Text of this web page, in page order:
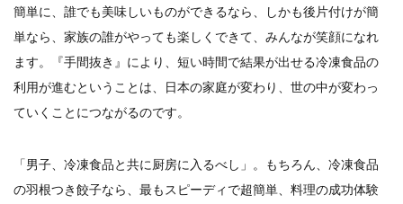
簡単に、誰でも美味しいものができるなら、しかも後片付けが簡
単なら、家族の誰がやっても楽しくできて、みんなが笑顔になれ
ます。『手間抜き』により、短い時間で結果が出せる冷凍食品の
利用が進むということは、日本の家庭が変わり、世の中が変わっ
ていくことにつながるのです。
「男子、冷凍食品と共に厨房に入るべし」。もちろん、冷凍食品
の羽根つき餃子なら、最もスピーディで超簡単、料理の成功体験